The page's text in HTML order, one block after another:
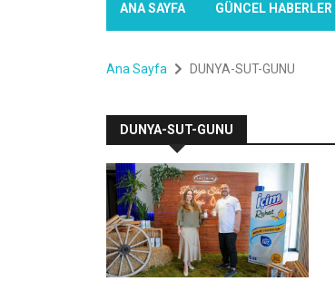
ANA SAYFA GÜNCEL HABERLER
Ana Sayfa DUNYA-SUT-GUNU
DUNYA-SUT-GUNU